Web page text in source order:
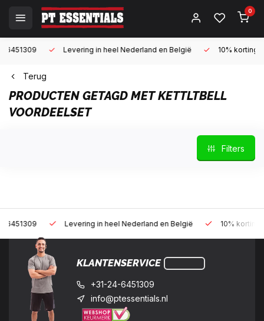
0
Levering in heel Nederland en België 10% korting met een
Terug
PRODUCTEN GETAGD MET KETTLTBELL
VOORDEELSET
Filters
Levering in heel Nederland en België 10% korting met een
KLANTENSERVICE
+31-24-6451309
info@ptessentials.nl